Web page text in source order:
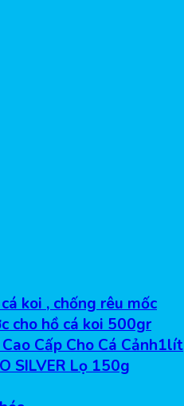
koi , chống rêu mốc
cho hồ cá koi 500gr
Cấp Cho Cá Cảnh1lít
SILVER Lọ 150g